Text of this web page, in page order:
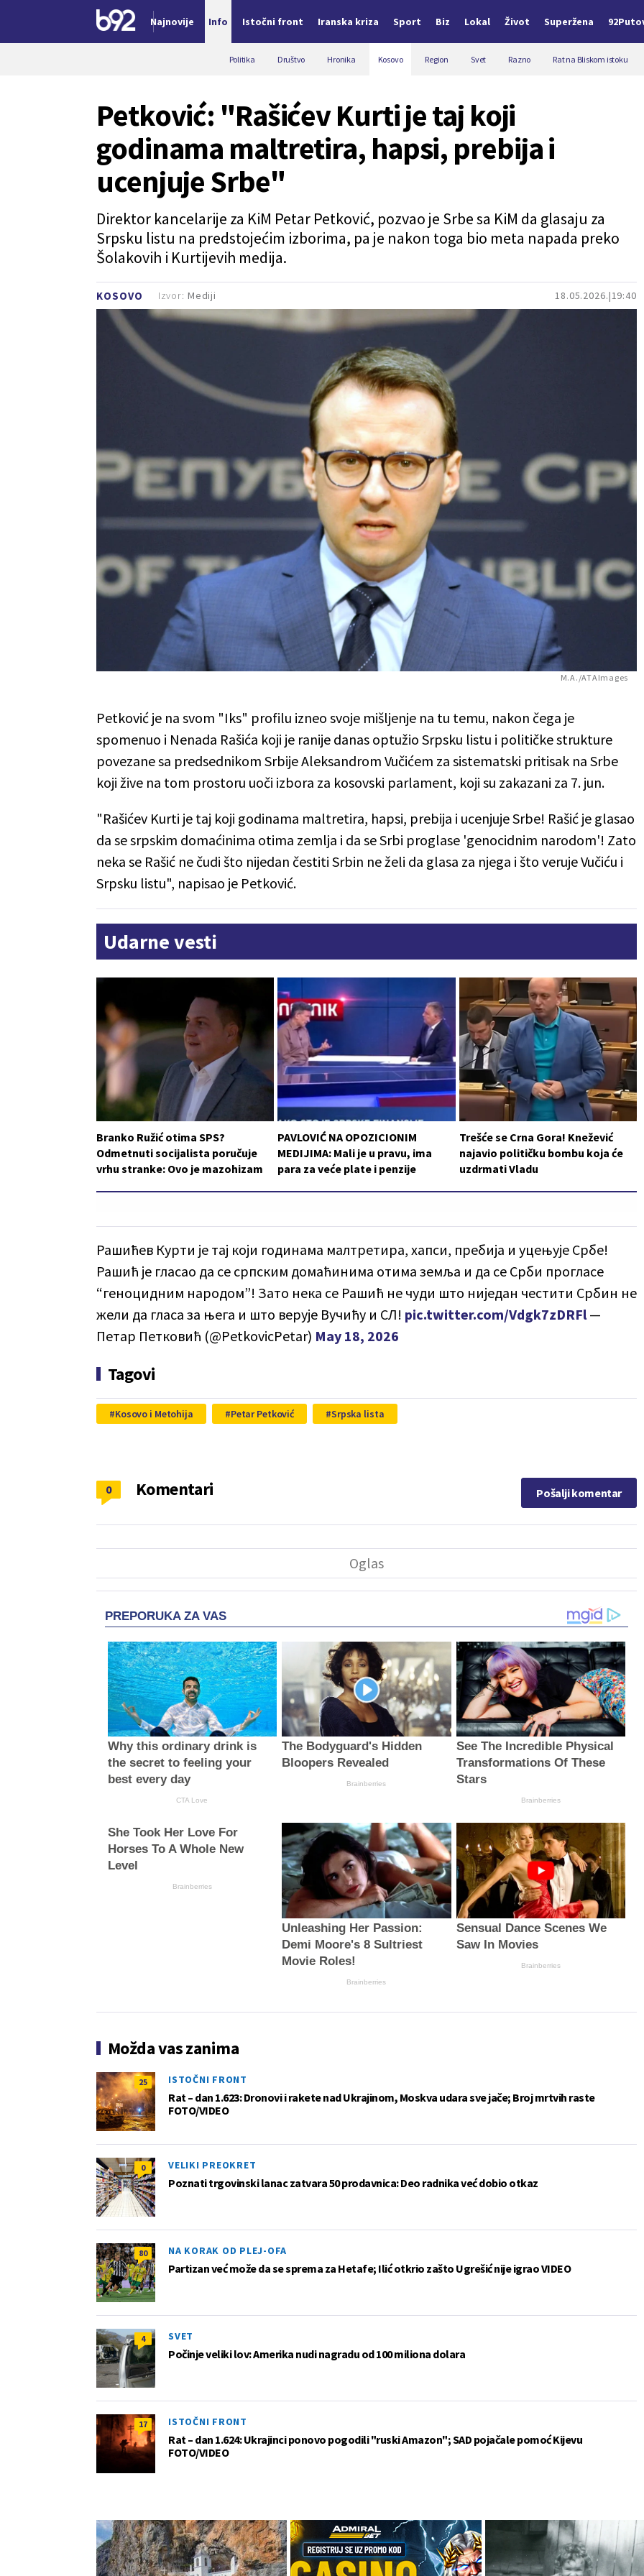
Najnovije Info Istočni front Iranska kriza Sport Biz Lokal Život Superžena
Politika Društvo Hronika Kosovo Region Svet Razno Rat na Bliskom istoku
KOSOVO 18.05.2026. 19:40
Petković: "Rašićev Kurti je taj koji
godinama maltretira, hapsi, prebija i
ucenjuje Srbe"
Direktor kancelarije za KiM Petar Petković, pozvao je Srbe sa KiM da glasaju za
Srpsku listu na predstojećim izborima, pa je nakon toga bio meta napada preko
Šolakovih i Kurtijevih medija.
Izvor: Mediji
M.A./ATAImages
Petković je na svom "Iks" profilu izneo svoje mišljenje na tu temu, nakon čega je
spomenuo i Nenada Rašića koji je ranije danas optužio Srpsku listu i političke strukture
povezane sa predsednikom Srbije Aleksandrom Vučićem za sistematski pritisak na Srbe
koji žive na tom prostoru uoči izbora za kosovski parlament, koji su zakazani za 7. jun.
"Rašićev Kurti je taj koji godinama maltretira, hapsi, prebija i ucenjuje Srbe! Rašić je glasao
da se srpskim domaćinima otima zemlja i da se Srbi proglase 'genocidnim narodom'! Zato
neka se Rašić ne čudi što nijedan čestiti Srbin ne želi da glasa za njega i što veruje Vučiću i
Srpsku listu", napisao je Petković.
Udarne vesti
Branko Ružić otima SPS?
Odmetnuti socijalista poručuje
vrhu stranke: Ovo je mazohizam
PAVLOVIĆ NA OPOZICIONIM
MEDIJIMA: Mali je u pravu, ima
para za veće plate i penzije
Trešće se Crna Gora! Knežević
najavio političku bombu koja će
uzdrmati Vladu
Рашићев Курти је тај који годинама малтретира, хапси, пребија и уцењује Србе!
Рашић је гласао да се српским домаћинима отима земља и да се Срби прогласе
“геноцидним народом”! Зато нека се Рашић не чуди што ниједан честити Србин не
жели да гласа за њега и што верује Вучићу и СЛ! pic.twitter.com/Vdgk7zDRFl —
Петар Петковић (@PetkovicPetar) May 18, 2026
Tagovi
Kosovo i Metohija Petar Petković Srpska lista
Komentari
0 Pošalji komentar
PREPORUKA ZA VAS
Why this ordinary drink is
the secret to feeling your
best every day
CTA Love
The Bodyguard's Hidden
Bloopers Revealed
Brainberries
See The Incredible Physical
Transformations Of These
Stars
Brainberries
She Took Her Love For
Horses To A Whole New
Level
Brainberries
Unleashing Her Passion:
Demi Moore's 8 Sultriest
Movie Roles!
Brainberries
Sensual Dance Scenes We
Saw In Movies
Brainberries
Možda vas zanima
25 ISTOČNI FRONT
Rat – dan 1.623: Dronovi i rakete nad Ukrajinom, Moskva udara sve jače; Broj mrtvih raste
FOTO/VIDEO
0 VELIKI PREOKRET
Poznati trgovinski lanac zatvara 50 prodavnica: Deo radnika već dobio otkaz
80 NA KORAK OD PLEJ-OFA
Partizan već može da se sprema za Hetafe; Ilić otkrio zašto Ugrešić nije igrao VIDEO
4 SVET
Počinje veliki lov: Amerika nudi nagradu od 100 miliona dolara
17 ISTOČNI FRONT
Rat – dan 1.624: Ukrajinci ponovo pogodili "ruski Amazon"; SAD pojačale pomoć Kijevu
FOTO/VIDEO